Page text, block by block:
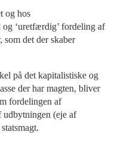
og hos
‘uretfærdig’ fordeling af
som det der skaber
på det kapitalistiske og
der har magten, bliver
fordelingen af
udbytningen (eje af